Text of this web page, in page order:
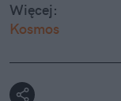
Więcej:
Kosmos